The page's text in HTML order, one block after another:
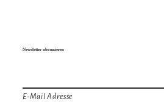
Newsletter abonnieren
E-Mail Adresse